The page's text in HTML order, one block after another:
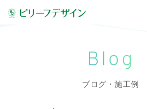
Blog
ブログ・施工例